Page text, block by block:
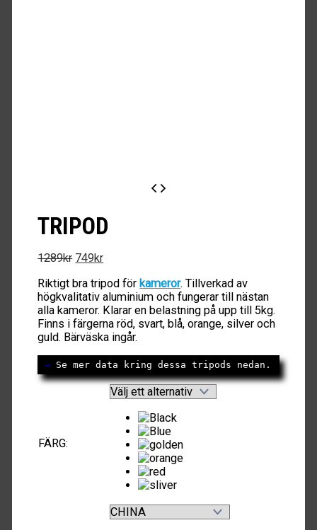
TRIPOD
1289kr Det
priset
var:
1289kr.
749krDet
priset
är:
749kr.
Riktigt bra tripod förkameror. Tillverkad av
högkvalitativ aluminium och fungerar till nästan
alla kameror. Klarar en belastning på upp till 5kg.
Finns i färgerna röd, svart, blå, orange, silver och
guld. Bärväska ingår.
→ Se mer data kring dessa tripods nedan.
FÄRG: